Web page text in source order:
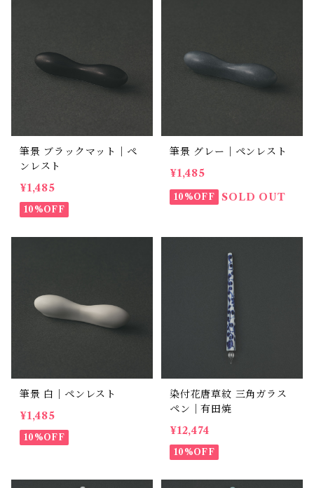
筆景 ブラックマット｜ペ
ンレスト
¥1,485
10%OFF
筆景 グレー｜ペンレスト
¥1,485
10%OFF SOLD OUT
筆景 白｜ペンレスト
¥1,485
10%OFF
染付花唐草紋 三角ガラス
ペン｜有田焼
¥12,474
10%OFF